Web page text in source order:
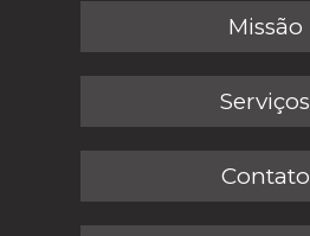
Missão
Serviços
Contato